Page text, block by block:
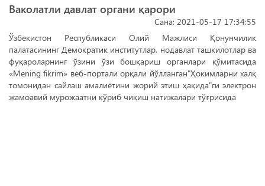
Ваколатли давлат органи қарори
Сана: 2021-05-17 17:34:55
Ўзбекистон Республикаси Олий Мажлиси Қонунчилик
палатасининг Демократик институтлар, нодавлат ташкилотлар ва
фуқароларнинг ўзини ўзи бошқариш органлари қўмитасида
«Mening fikrim» веб-портали орқали йўлланган"Ҳокимларни халқ
томонидан сайлаш амалиётини жорий этиш ҳақида"ги электрон
жамоавий мурожаатни кўриб чиқиш натижалари тўғрисида